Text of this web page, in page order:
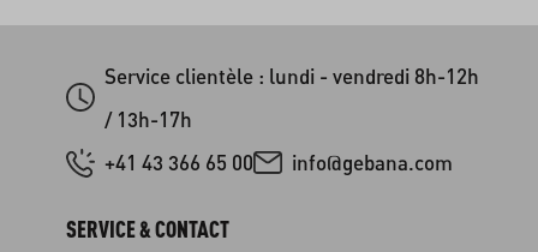
Service clientèle : lundi - vendredi 8h-12h
/ 13h-17h
+41 43 366 65 00
info@gebana.com
SERVICE & CONTACT